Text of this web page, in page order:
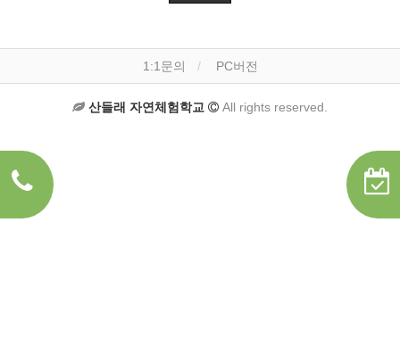
1:1문의 PC버전
산들래 자연체험학교 All rights reserved.